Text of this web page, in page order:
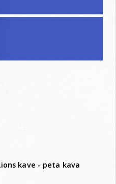
kave - peta kava